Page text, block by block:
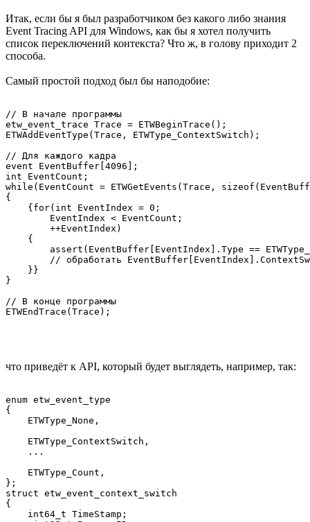
Итак, если бы я был разработчиком без какого либо знания
Event Tracing API для Windows, как бы я хотел получить
список переключений контекста? Что ж, в голову приходит 2
способа.
Самый простой подход был бы наподобие:
// В начале программы
etw_event_trace Trace = ETWBeginTrace();
ETWAddEventType(Trace, ETWType_ContextSwitch);
// Для каждого кадра
event EventBuffer[4096];
int EventCount;
while(EventCount = ETWGetEvents(Trace,
{
    {for(int EventIndex = 0;
        EventIndex < EventCount;
        ++EventIndex)
    {
assert(EventBuffer[EventIndex].Type ==
// обработать
    }}
}
// В конце программы
ETWEndTrace(Trace);
что приведёт к API, который будет выглядеть, например, так:
enum etw_event_type
{
    ETWType_None,
    ETWType_ContextSwitch,
    ...
    ETWType_Count,
};
struct etw_event_context_switch
{
    int64_t TimeStamp;